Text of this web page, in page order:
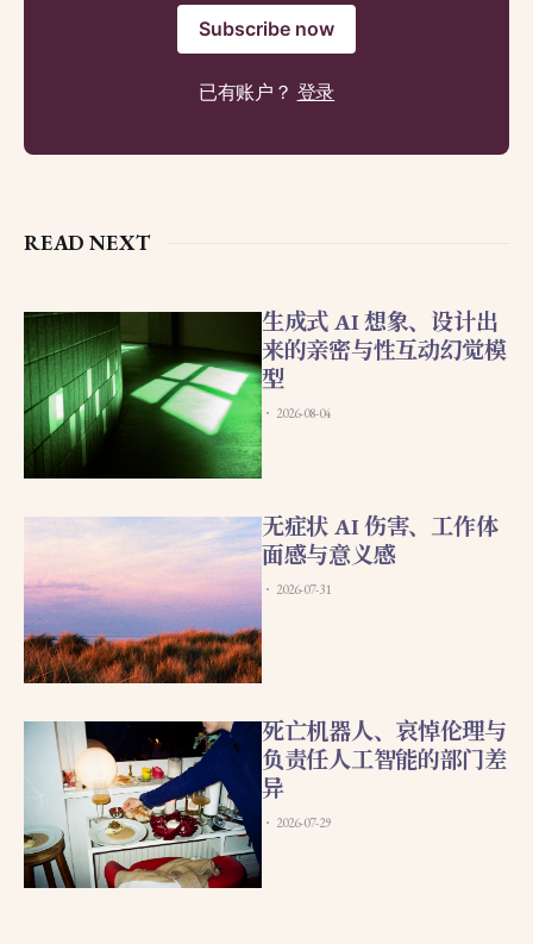
Subscribe now
已有账户？ 登录
READ NEXT
生成式 AI 想象、设计出
来的亲密与性互动幻觉模
型
2026-08-04
无症状 AI 伤害、工作体
面感与意义感
2026-07-31
死亡机器人、哀悼伦理与
负责任人工智能的部门差
异
2026-07-29